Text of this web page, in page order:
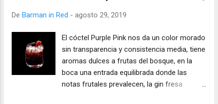
De Barman in Red - agosto 29, 2019
El cóctel Purple Pink nos da un color morado
sin transparencia y consistencia media, tiene
aromas dulces a frutas del bosque, en la
boca una entrada equilibrada donde las
notas frutales prevalecen, la gin fresa